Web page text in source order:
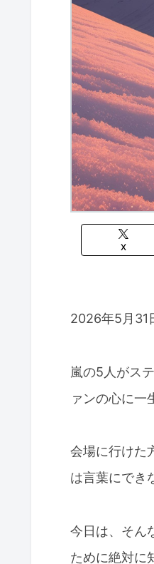
X
2026年5月31
嵐の5人がス
ァンの心に一
会場に行けた
は言葉にでき
今日は、そん
ために絶対に